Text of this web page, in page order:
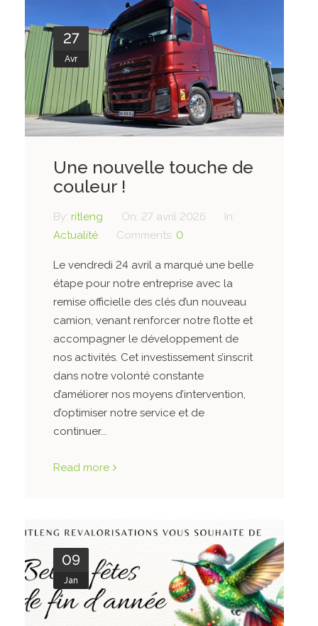
27
Avr
Une nouvelle touche de
couleur !
By: ritleng On: 27 avril 2026
In:
Actualité
Comments: 0
Le vendredi 24 avril a marqué une belle
étape pour notre entreprise avec la
remise officielle des clés d’un nouveau
camion, venant renforcer notre flotte et
accompagner le développement de
nos activités. Cet investissement s’inscrit
dans notre volonté constante
d’améliorer nos moyens d’intervention,
d’optimiser notre service et de
continuer...
Read more
09
Jan